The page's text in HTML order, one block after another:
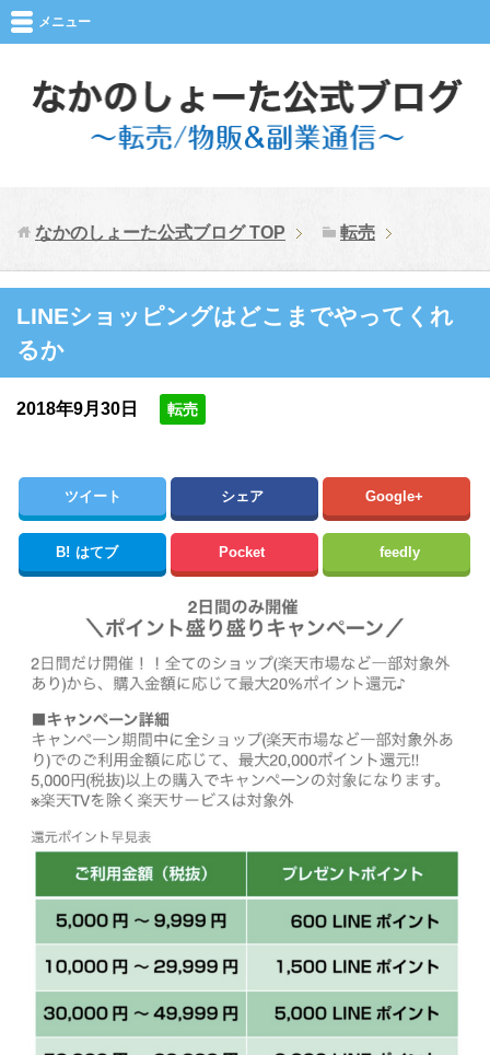
メニュー
なかのしょーた公式ブログTOP 転売
LINEショッピングはどこまでやってくれ
るか
2018年9月30日 転売
ツイート シェア Google+
B! はてブ Pocket feedly